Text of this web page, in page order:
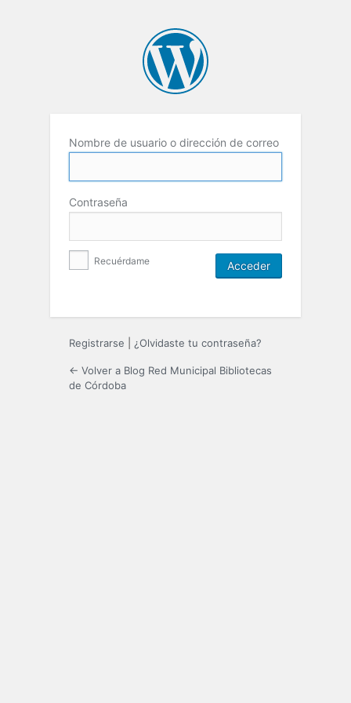
Nombre de usuario o dirección de correo
Contraseña
Recuérdame
Registrarse ¿Olvidaste tu contraseña?
← Volver a Blog Red Municipal Bibliotecas
de Córdoba